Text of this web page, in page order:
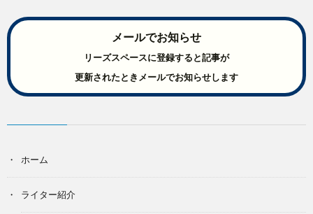
メールでお知らせ
リーズスペースに登録すると記事が
更新されたときメールでお知らせします
ホーム
ライター紹介